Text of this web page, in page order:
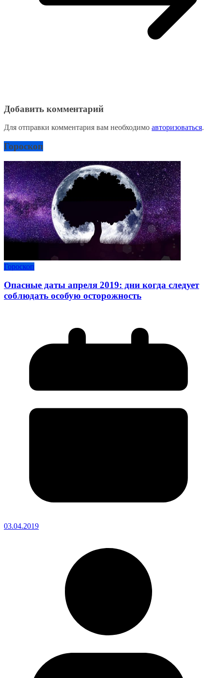
Добавить комментарий
Для отправки комментария вам необходимо авторизоваться.
Гороскоп
Гороскоп
Опасные даты апреля 2019: дни когда следует
соблюдать особую осторожность
03.04.2019